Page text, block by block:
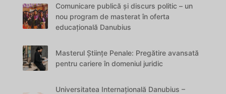
Comunicare publică și discurs politic – un
nou program de masterat în oferta
educațională Danubius
Masterul Științe Penale: Pregătire avansată
pentru cariere în domeniul juridic
Universitatea Internațională Danubius –